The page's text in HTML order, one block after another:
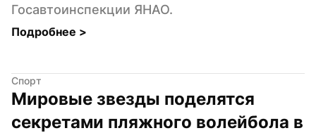
Госавтоинспекции ЯНАО.
Подробнее >
Спорт
Мировые звезды поделятся
секретами пляжного волейбола в